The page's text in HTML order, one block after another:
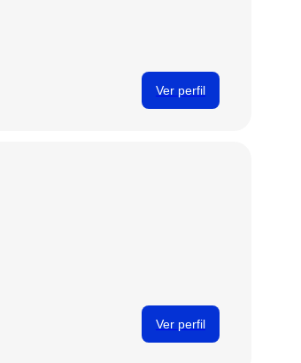
Ver perfil
Ver perfil